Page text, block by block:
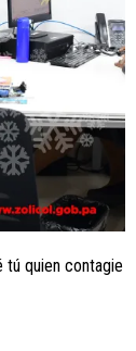
tú quien contagie